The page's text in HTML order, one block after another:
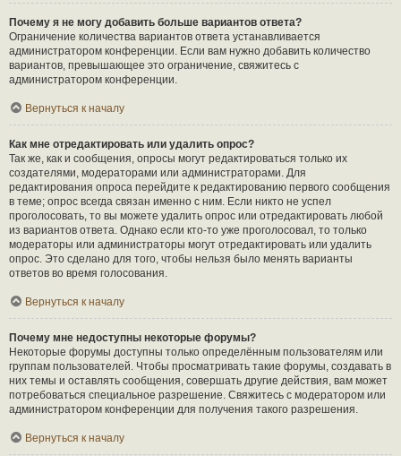
Почему я не могу добавить больше вариантов ответа?
Ограничение количества вариантов ответа устанавливается
администратором конференции. Если вам нужно добавить количество
вариантов, превышающее это ограничение, свяжитесь с
администратором конференции.
Вернуться к началу
Как мне отредактировать или удалить опрос?
Так же, как и сообщения, опросы могут редактироваться только их
создателями, модераторами или администраторами. Для
редактирования опроса перейдите к редактированию первого сообщения
в теме; опрос всегда связан именно с ним. Если никто не успел
проголосовать, то вы можете удалить опрос или отредактировать любой
из вариантов ответа. Однако если кто-то уже проголосовал, то только
модераторы или администраторы могут отредактировать или удалить
опрос. Это сделано для того, чтобы нельзя было менять варианты
ответов во время голосования.
Вернуться к началу
Почему мне недоступны некоторые форумы?
Некоторые форумы доступны только определённым пользователям или
группам пользователей. Чтобы просматривать такие форумы, создавать в
них темы и оставлять сообщения, совершать другие действия, вам может
потребоваться специальное разрешение. Свяжитесь с модератором или
администратором конференции для получения такого разрешения.
Вернуться к началу